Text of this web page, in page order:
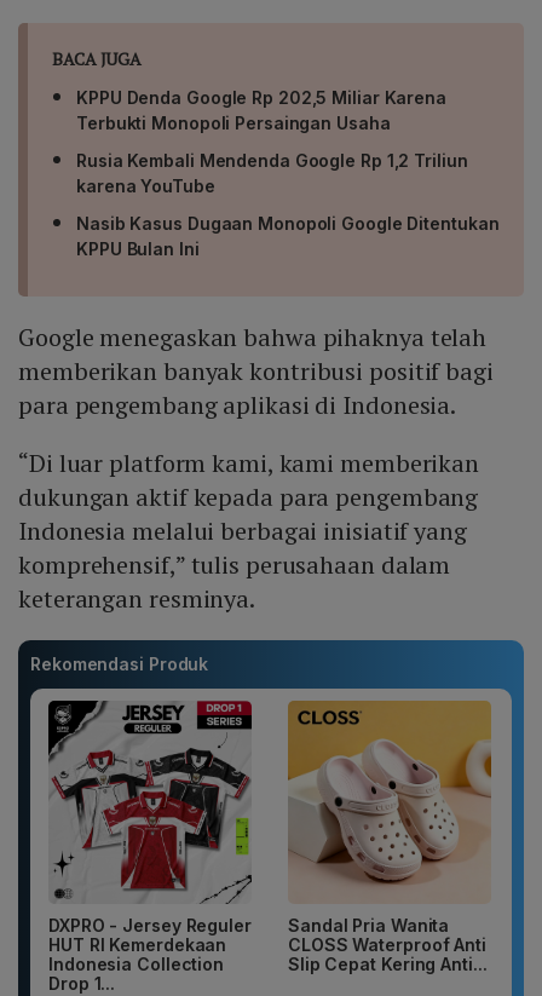
BACA JUGA
KPPU Denda Google Rp 202,5 Miliar Karena
Terbukti Monopoli Persaingan Usaha
Rusia Kembali Mendenda Google Rp 1,2 Triliun
karena YouTube
Nasib Kasus Dugaan Monopoli Google Ditentukan
KPPU Bulan Ini
Google menegaskan bahwa pihaknya telah
memberikan banyak kontribusi positif bagi
para pengembang aplikasi di Indonesia.
“Di luar platform kami, kami memberikan
dukungan aktif kepada para pengembang
Indonesia melalui berbagai inisiatif yang
komprehensif,” tulis perusahaan dalam
keterangan resminya.
Rekomendasi Produk
DXPRO - Jersey Reguler
HUT RI Kemerdekaan
Indonesia Collection
Drop 1...
Sandal Pria Wanita
CLOSS Waterproof Anti
Slip Cepat Kering Anti...